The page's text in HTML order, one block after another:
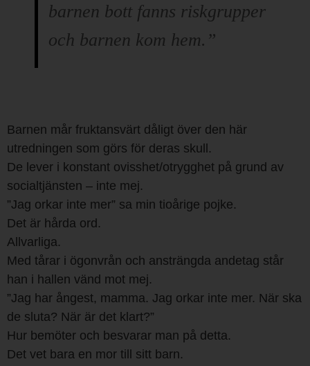
barnen bott fanns riskgrupper
och barnen kom hem.”
Barnen mår fruktansvärt dåligt över den här
utredningen som görs för deras skull.
De lever i konstant ovisshet/otrygghet på grund av
socialtjänsten – inte mej.
”Jag orkar inte mer” sa min tioårige pojke.
Det är hårda ord.
Allvarliga.
Med tårar i ögonvrån och ansträngda andetag står
han i hallen vänd mot mej.
”Jag har ångest, mamma. Jag orkar inte mer. När ska
de sluta? När är det klart?”
Hur bemöter och besvarar man på detta.
Det vet bara en mor till sitt barn.